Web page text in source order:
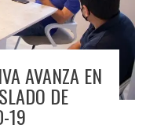
AVANZA EN
DE
19